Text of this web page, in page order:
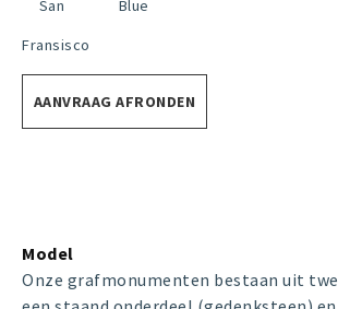
AANVRAAG AFRONDEN
Model
Onze grafmonumenten bestaan uit